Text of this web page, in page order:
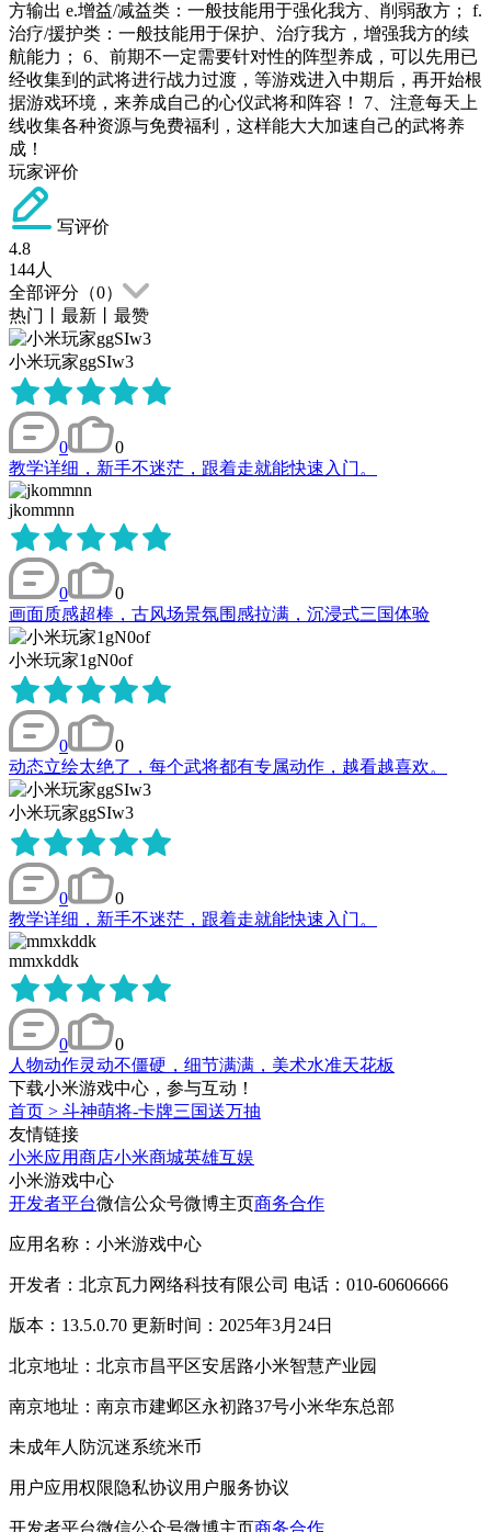
方输出 e.增益/减益类：一般技能用于强化我方、削弱敌方； f.
治疗/援护类：一般技能用于保护、治疗我方，增强我方的续
航能力； 6、前期不一定需要针对性的阵型养成，可以先用已
经收集到的武将进行战力过渡，等游戏进入中期后，再开始根
据游戏环境，来养成自己的心仪武将和阵容！ 7、注意每天上
线收集各种资源与免费福利，这样能大大加速自己的武将养
成！
玩家评价
写评价
4.8
144人
全部评分（0）
热门
最新 最赞
小米玩家ggSIw3
0
0
教学详细，新手不迷茫，跟着走就能快速入门。
jkommnn
0
0
画面质感超棒，古风场景氛围感拉满，沉浸式三国体验
小米玩家1gN0of
0
0
动态立绘太绝了，每个武将都有专属动作，越看越喜欢。
小米玩家ggSIw3
0
0
教学详细，新手不迷茫，跟着走就能快速入门。
mmxkddk
0
0
人物动作灵动不僵硬，细节满满，美术水准天花板
下载小米游戏中心，参与互动！
首页 > 斗神萌将-卡牌三国送万抽
友情链接
小米应用商店小米商城英雄互娱
小米游戏中心
开发者平台微信公众号微博主页商务合作
应用名称：小米游戏中心
开发者：北京瓦力网络科技有限公司 电话：010-60606666
版本：13.5.0.70 更新时间：2025年3月24日
北京地址：北京市昌平区安居路小米智慧产业园
南京地址：南京市建邺区永初路37号小米华东总部
未成年人防沉迷系统米币
用户应用权限隐私协议用户服务协议